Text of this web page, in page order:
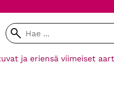
ja eriensä viimeiset